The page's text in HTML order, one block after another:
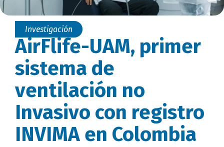
Investigación
AirFlife-UAM, primer
sistema de
ventilación no
Invasivo con registro
INVIMA en Colombia